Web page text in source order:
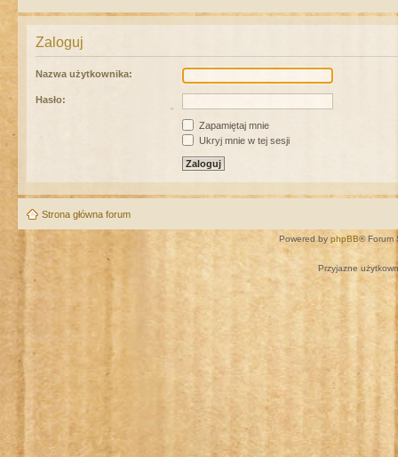
Zaloguj
Nazwa użytkownika:
Hasło:
Zapamiętaj mnie
Ukryj mnie w tej sesji
Strona główna forum
Powered by phpBB® Forum
Przyjazne